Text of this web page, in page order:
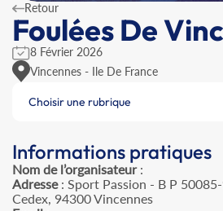
Retour
Foulées De
8 Février 2026
Vincennes - Ile De France
Choisir une rubrique
Informations pratiques
Nom de l’organisateur:
Adresse: Sport Passion - B P
Cedex, 94300 Vincennes